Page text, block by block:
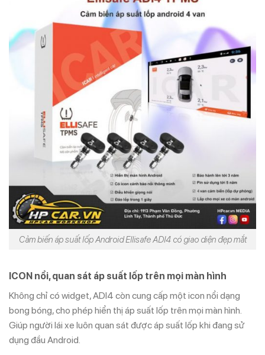
Cảm biến áp suất lốp Android Ellisafe ADI4 có giao diện đẹp mắt
ICON nổi, quan sát áp suất lốp trên mọi màn hình
Không chỉ có widget, ADI4 còn cung cấp một icon nổi dạng
bong bóng, cho phép hiển thị áp suất lốp trên mọi màn hình.
Giúp người lái xe luôn quan sát được áp suất lốp khi đang sử
dụng đầu Android.